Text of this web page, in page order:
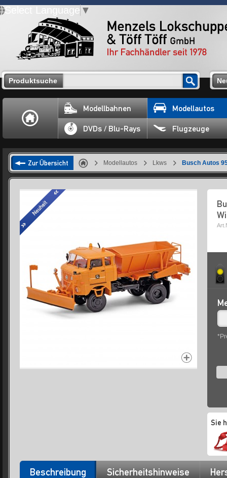
Select Language ▼
Produktsuche
Modellbahnen Modellautos
DVDs / Blu-Rays Flugzeuge
Zur Übersicht Modellautos Lkws Busch Autos
Sie
Beschreibung Sicherheitshinweise